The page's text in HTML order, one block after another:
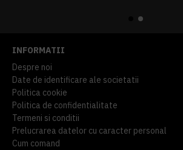
INFORMATII
Despre noi
Date de identificare ale societatii
Politica cookie
Politica de confidentialitate
Termeni si conditii
Prelucrarea datelor cu caracter personal
Cum comand